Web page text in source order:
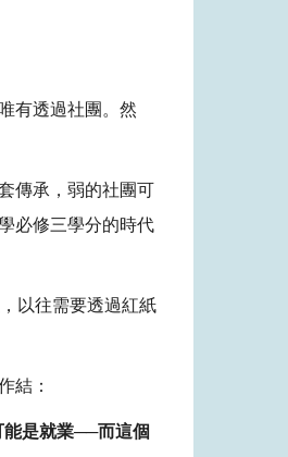
有透過社團。然
傳承，弱的社團可
必修三學分的時代
以往需要透過紅紙
結：
是就業──而這個